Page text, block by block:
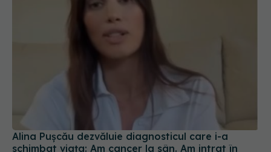
Alina Pușcău dezvăluie diagnosticul care i-a
schimbat viața: Am cancer la sân. Am intrat în